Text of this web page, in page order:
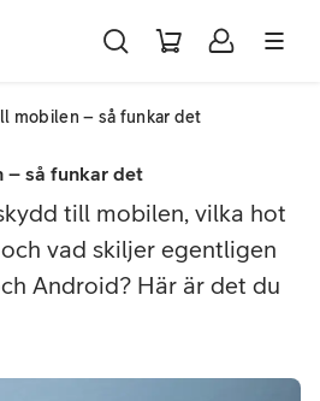
mobilen – så funkar det
– så funkar det
till mobilen, vilka hot
vad skiljer egentligen
Android? Här är det du